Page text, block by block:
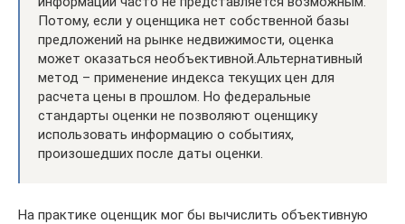
Потому, если у оценщика нет собственной базы
предложений на рынке недвижимости, оценка
может оказаться необъективной.Альтернативный
метод – применение индекса текущих цен для
расчета цены в прошлом. Но федеральные
стандарты оценки не позволяют оценщику
использовать информацию о событиях,
произошедших после даты оценки.
На практике оценщик мог бы вычислить объективную